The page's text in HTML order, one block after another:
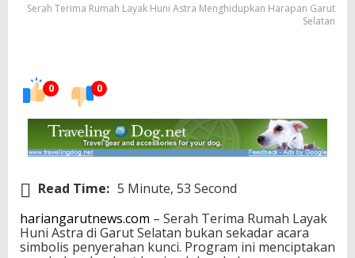
Serah Terima Rumah Layak Huni Astra Menghidupkan Harapan Garut
Selatan
0 0
Read Time: 5 Minute, 53 Second
hariangarutnews.com – Serah Terima Rumah Layak
Huni Astra di Garut Selatan bukan sekadar acara
simbolis penyerahan kunci. Program ini menciptakan